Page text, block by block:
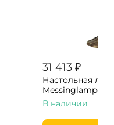
31 413 ₽
Настольная
Messinglampen
В наличии